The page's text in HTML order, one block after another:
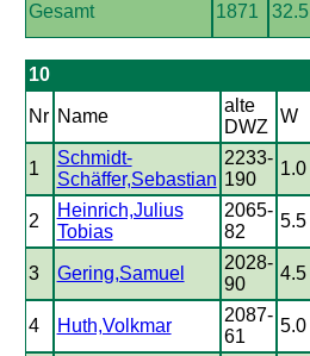
Gesamt 1871 32.5
10
Nr Name
alte
DWZ
W
1
Schmidt-
Schäffer,Sebastian
2233-
190
1.0
2
Heinrich,Julius
Tobias
2065-
82
5.5
3 Gering,Samuel
2028-
90
4.5
4 Huth,Volkmar
2087-
61
5.0